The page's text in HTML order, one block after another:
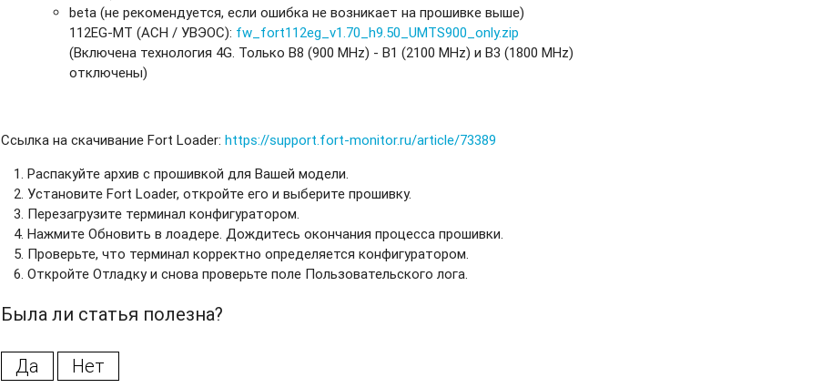
beta (не рекомендуется, если ошибка не возникает на прошивке выше)
112EG-MT (АСН / УВЭОС): fw_fort112eg_v1.70_h9.50_UMTS900_only.zip
(Включена технология 4G. Только B8 (900 MHz) - B1 (2100 MHz) и B3 (1800 MHz)
отключены)
Ссылка на скачивание Fort Loader:https://support.fort-monitor.ru/article/73389
Распакуйте архив с прошивкой для Вашей модели.
Установите Fort Loader, откройте его и выберите прошивку.
Перезагрузите терминал конфигуратором.
Нажмите Обновить в лоадере. Дождитесь окончания процесса прошивки.
Проверьте, что терминал корректно определяется конфигуратором.
Откройте Отладку и снова проверьте поле Пользовательского лога.
Была ли статья полезна?
Да Нет